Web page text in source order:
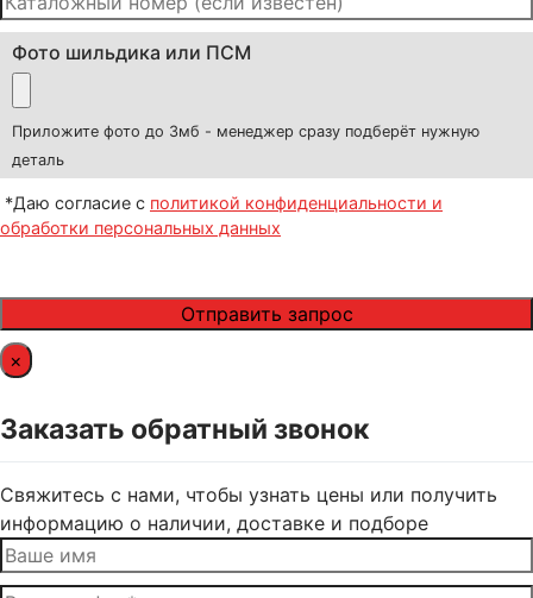
Фото шильдика или ПСМ
Приложите фото до 3мб - менеджер сразу подберёт нужную
деталь
*Даю согласие с политикой конфиденциальности и
обработки персональных данных
×
Заказать обратный звонок
Свяжитесь с нами, чтобы узнать цены или получить
информацию о наличии, доставке и подборе